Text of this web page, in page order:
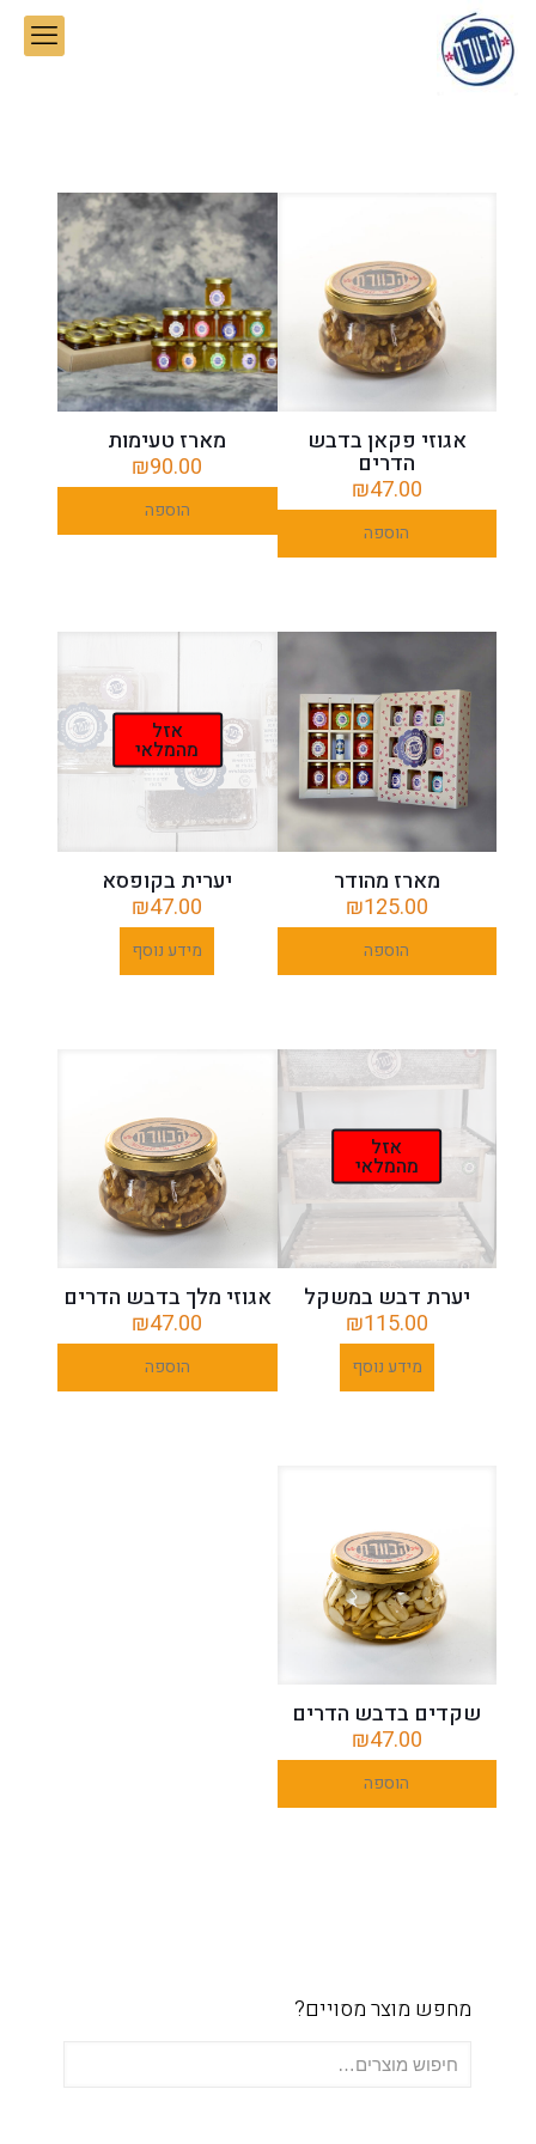
אגוזי פקאן בדבש
הדרים
₪47.00
הוספה
מארז טעימות
₪90.00
הוספה
מארז מהודר
₪125.00
הוספה
אזל
מהמלאי
יערית בקופסא
₪47.00
מידע נוסף
אזל
מהמלאי
יערת דבש במשקל
₪115.00
מידע נוסף
אגוזי מלך בדבש הדרים
₪47.00
הוספה
שקדים בדבש הדרים
₪47.00
הוספה
מחפש מוצר מסויים?